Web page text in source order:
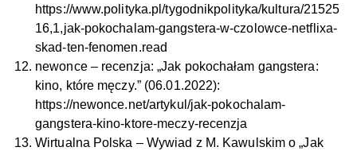
https://www.polityka.pl/tygodnikpolityka/kultura/21525
16,1,jak-pokochalam-gangstera-w-czolowce-netflixa-
skad-ten-fenomen.read
newonce – recenzja: „Jak pokochałam gangstera:
kino, które męczy.” (06.01.2022):
https://newonce.net/artykul/jak-pokochalam-
gangstera-kino-ktore-meczy-recenzja
Wirtualna Polska – Wywiad z M. Kawulskim o „Jak